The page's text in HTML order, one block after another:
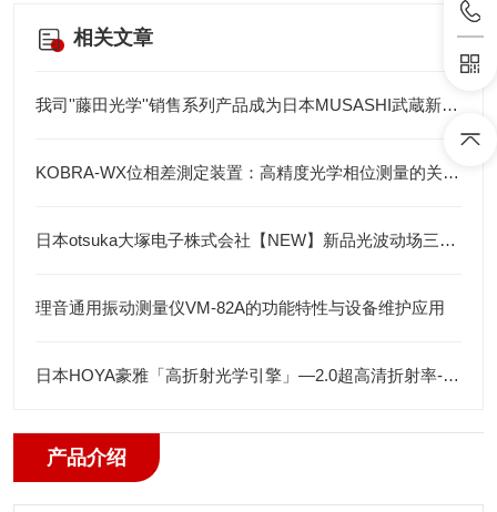
相关文章
我司''藤田光学''销售系列产品成为日本MUSASHI武蔵新的代理店
KOBRA-WX位相差測定装置：高精度光学相位测量的关键技术解析
日本otsuka大塚电子株式会社【NEW】新品光波动场三次元显微镜MINUK
理音通用振动测量仪VM-82A的功能特性与设备维护应用
日本HOYA豪雅「高折射光学引擎」—2.0超高清折射率-总代理藤田光学
产品介绍